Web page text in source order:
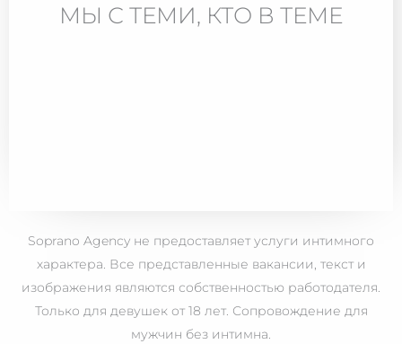
МЫ С ТЕМИ, КТО В ТЕМЕ
Soprano Agency не предоставляет услуги интимного
характера. Все представленные вакансии, текст и
изображения являются собственностью работодателя.
Только для девушек от 18 лет. Сопровождение для
мужчин без интимна.